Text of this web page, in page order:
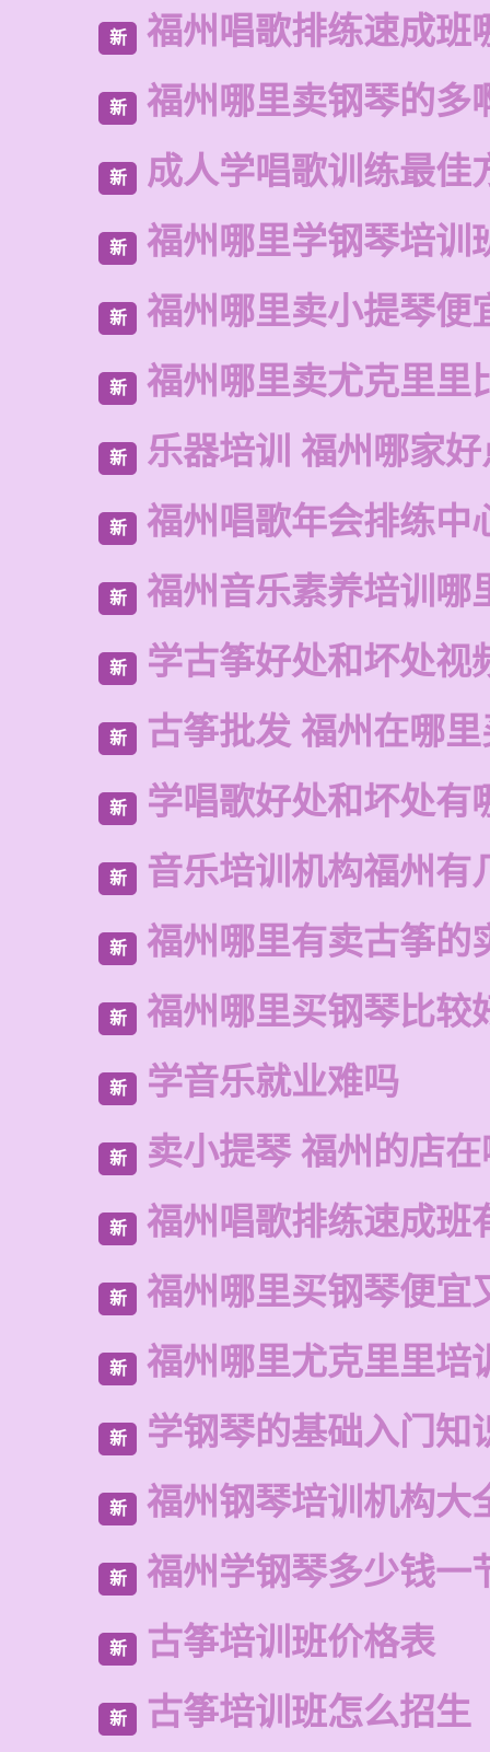
新 福州唱歌排练速成班
新 福州哪里卖钢琴的多
新 成人学唱歌训练最佳
新 福州哪里学钢琴培训
新 福州哪里卖小提琴便
新 福州哪里卖尤克里里
新 乐器培训 福州哪家好
新 福州唱歌年会排练中
新 福州音乐素养培训哪
新 学古筝好处和坏处视
新 古筝批发 福州在哪
新 学唱歌好处和坏处有
新 音乐培训机构福州有
新 福州哪里有卖古筝的
新 福州哪里买钢琴比较
新 学音乐就业难吗
新 卖小提琴 福州的店
新 福州唱歌排练速成班
新 福州哪里买钢琴便宜
新 福州哪里尤克里里培
新 学钢琴的基础入门知
新 福州钢琴培训机构大
新 福州学钢琴多少钱一
新 古筝培训班价格表
新 古筝培训班怎么招生